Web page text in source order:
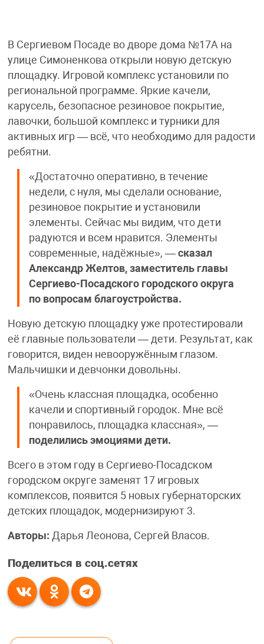
В Сергиевом Посаде во дворе дома №17А на
улице Симоненкова открыли новую детскую
площадку. Игровой комплекс установили по
региональной программе. Яркие качели,
карусель, безопасное резиновое покрытие,
лавочки, большой комплекс и турники для
активных игр — всё, что необходимо для радости
ребятни.
«Достаточно оперативно, в течение
недели, с нуля, мы сделали основание,
резиновое покрытие и установили
элементы. Сейчас мы видим, что дети
радуются и всем нравится. Элементы
современные, надёжные», — сказал
Александр Желтов, заместитель главы
Сергиево-Посадского городского округа
по вопросам благоустройства.
Новую детскую площадку уже протестировали
её главные пользователи — дети. Результат, как
говорится, виден невооружённым глазом.
Мальчишки и девчонки довольны.
«Очень классная площадка, особенно
качели и спортивный городок. Мне всё
понравилось, площадка классная», —
поделились эмоциями дети.
Всего в этом году в Сергиево-Посадском
городском округе заменят 17 игровых
комплексов, появится 5 новых губернаторских
детских площадок, модернизируют 3.
Авторы: Дарья Леонова, Сергей Власов.
Поделиться в соц.сетях